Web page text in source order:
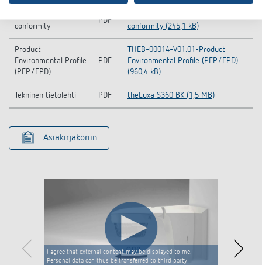
conformity
PDF
conformity (245,1 kB)
Product
Environmental Profile
(PEP/EPD)
PDF
THEB-00014-V01.01-Product
Environmental Profile (PEP/EPD)
(960,4 kB)
Tekninen tietolehti PDF theLuxa S360 BK (1,5 MB)
Asiakirjakoriin
I agree that external content may be displayed to me.
Personal data can thus be transferred to third party